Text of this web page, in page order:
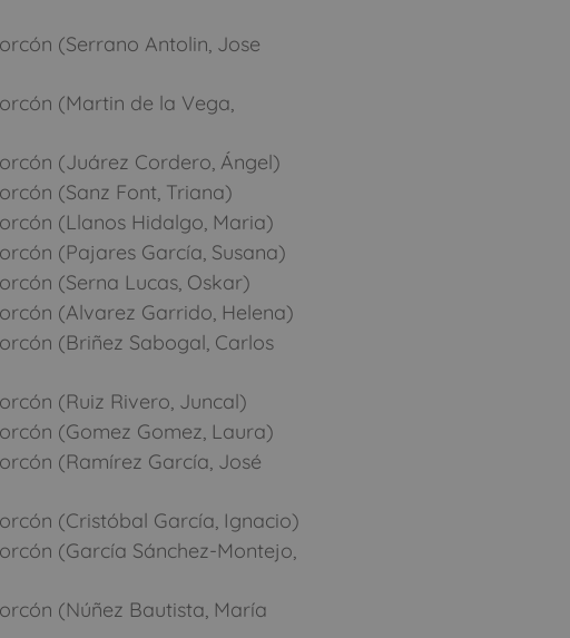
(Serrano Antolin, Jose
(Martin de la Vega,
(Juárez Cordero, Ángel)
(Sanz Font, Triana)
(Llanos Hidalgo, Maria)
(Pajares García, Susana)
(Serna Lucas, Oskar)
(Alvarez Garrido, Helena)
(Briñez Sabogal, Carlos
(Ruiz Rivero, Juncal)
(Gomez Gomez, Laura)
(Ramírez García, José
(Cristóbal García, Ignacio)
(García Sánchez-Montejo,
(Núñez Bautista, María